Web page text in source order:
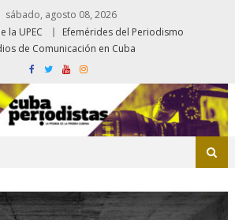
sábado, agosto 08, 2026
la UPEC
Efemérides del Periodismo
de Comunicación en Cuba